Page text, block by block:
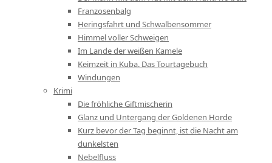
Franzosenbalg
Heringsfahrt und Schwalbensommer
Himmel voller Schweigen
Im Lande der weißen Kamele
Keimzeit in Kuba. Das Tourtagebuch
Windungen
Krimi
Die fröhliche Giftmischerin
Glanz und Untergang der Goldenen Horde
Kurz bevor der Tag beginnt, ist die Nacht am
dunkelsten
Nebelfluss